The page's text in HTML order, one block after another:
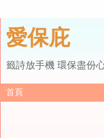
愛保庇
籤詩放手機 環保盡份